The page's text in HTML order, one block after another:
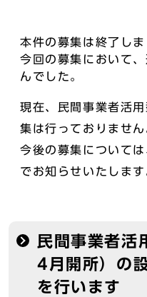
本件の募集は終了しま
今回の募集において
んでした。
現在、民間事業者活
集は行っておりません
今後の募集について
でお知らせいたします
民間事業者活
4月開所）の
を行います